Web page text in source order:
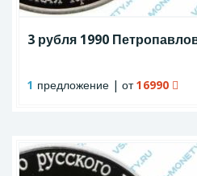
3 рубля 1990
1 предложение | от16990